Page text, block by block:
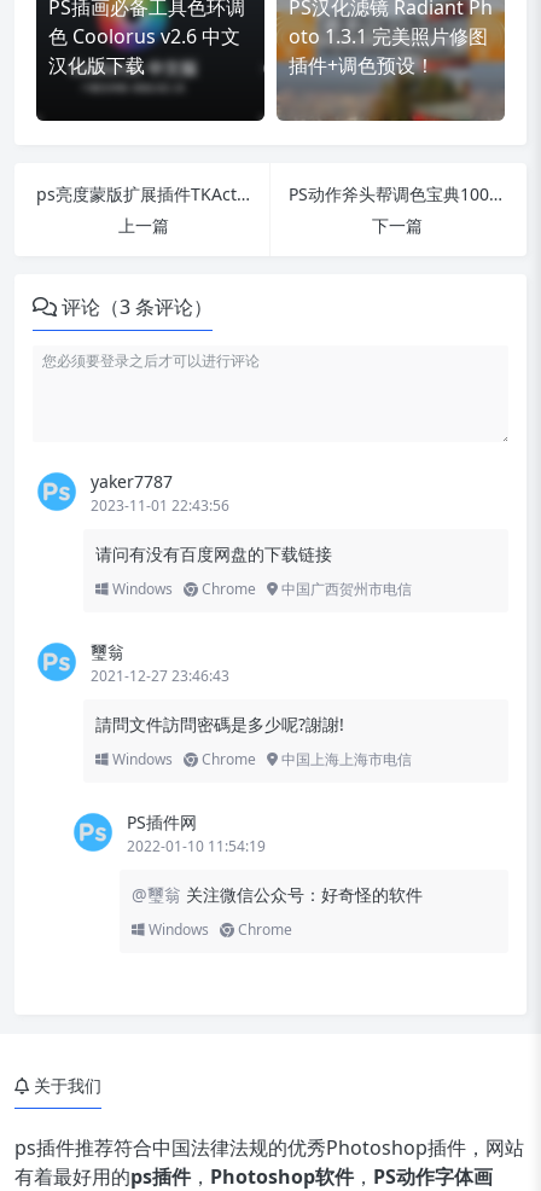
PS插画必备工具色环调
色 Coolorus v2.6 中文
汉化版下载
PS汉化滤镜 Radiant Ph
oto 1.3.1 完美照片修图
插件+调色预设！
ps亮度蒙版扩展插件TKActions V7.2 Panel for Windows/Mac英文/汉化版
上一篇
PS动作斧头帮调色宝典100款风格_婚纱影楼一键调色神器
下一篇
评论（3 条评论）
yaker7787
2023-11-01 22:43:56
请问有没有百度网盘的下载链接
Windows Chrome 中国广西贺州市电信
璽翁
2021-12-27 23:46:43
請問文件訪問密碼是多少呢?謝謝!
Windows Chrome 中国上海上海市电信
PS插件网
2022-01-10 11:54:19
@璽翁 关注微信公众号：好奇怪的软件
Windows Chrome
关于我们
ps插件推荐符合中国法律法规的优秀Photoshop插件，网站
有着最好用的ps插件， Photoshop软件， PS动作字体画